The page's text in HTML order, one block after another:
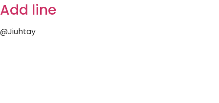
Add line
@Jiuhtay